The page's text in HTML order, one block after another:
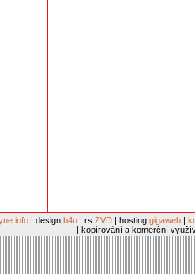
| design b4u | rs ZVD | hosting gigaweb |
| kopírování a komerční